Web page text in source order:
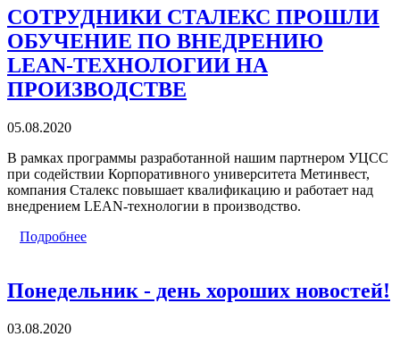
СОТРУДНИКИ СТАЛЕКС ПРОШЛИ
ОБУЧЕНИЕ ПО ВНЕДРЕНИЮ
LEAN-ТЕХНОЛОГИИ НА
ПРОИЗВОДСТВЕ
05.08.2020
В рамках программы разработанной нашим партнером УЦСС
при содействии Корпоративного университета Метинвест,
компания Сталекс повышает квалификацию и работает над
внедрением LEAN-технологии в производство.
Подробнее
Понедельник - день хороших новостей!
03.08.2020